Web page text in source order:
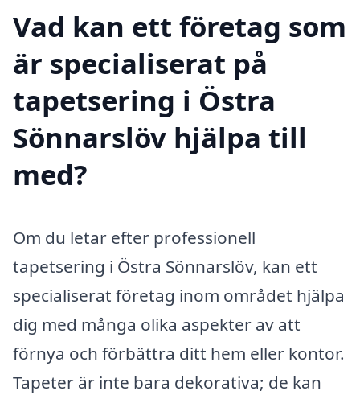
Vad kan ett företag som
är specialiserat på
tapetsering i Östra
Sönnarslöv hjälpa till
med?
Om du letar efter professionell
tapetsering i Östra Sönnarslöv, kan ett
specialiserat företag inom området hjälpa
dig med många olika aspekter av att
förnya och förbättra ditt hem eller kontor.
Tapeter är inte bara dekorativa; de kan